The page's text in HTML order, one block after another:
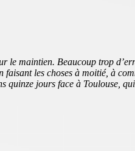
maintien. Beaucoup trop
les choses à moitié, à
jours face à Toulouse, qui